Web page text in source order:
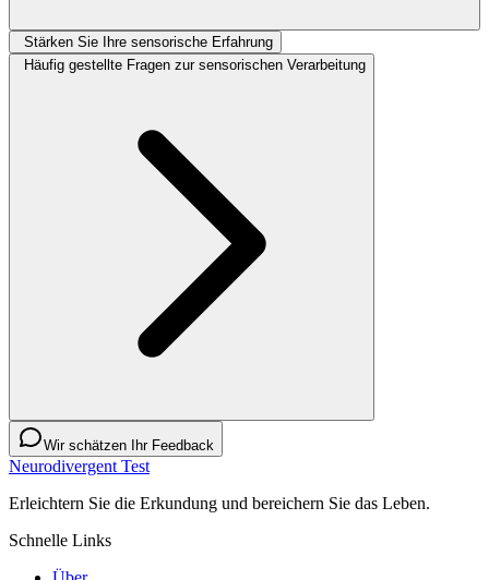
Stärken Sie Ihre sensorische Erfahrung
Häufig gestellte Fragen zur sensorischen Verarbeitung
Wir schätzen Ihr Feedback
Neurodivergent Test
Erleichtern Sie die Erkundung und bereichern Sie das Leben.
Schnelle Links